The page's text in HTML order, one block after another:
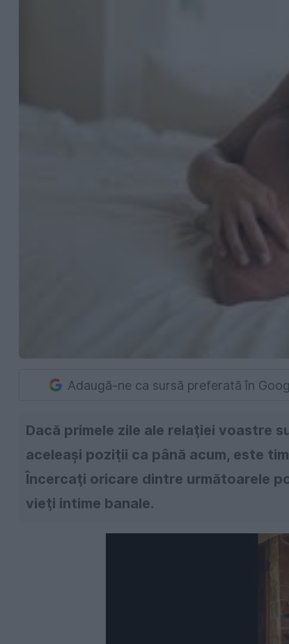
Adaugă-ne ca sursă preferată în
Dacă primele zile ale relaţiei voastre
aceleaşi poziţii ca până acum, este
Încercaţi oricare dintre următoarele
vieţi intime banale.